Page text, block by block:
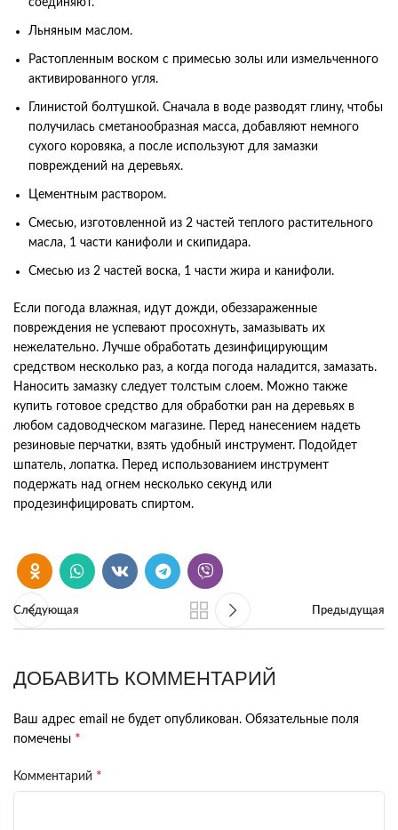
Льняным маслом.
Растопленным воском с примесью золы или измельченного
активированного угля.
Глинистой болтушкой. Сначала в воде разводят глину, чтобы
получилась сметанообразная масса, добавляют немного
сухого коровяка, а после используют для замазки
повреждений на деревьях.
Цементным раствором.
Смесью, изготовленной из 2 частей теплого растительного
масла, 1 части канифоли и скипидара.
Смесью из 2 частей воска, 1 части жира и канифоли.
Если погода влажная, идут дожди, обеззараженные
повреждения не успевают просохнуть, замазывать их
нежелательно. Лучше обработать дезинфицирующим
средством несколько раз, а когда погода наладится, замазать.
Наносить замазку следует толстым слоем. Можно также
купить готовое средство для обработки ран на деревьях в
любом садоводческом магазине. Перед нанесением надеть
резиновые перчатки, взять удобный инструмент. Подойдет
шпатель, лопатка. Перед использованием инструмент
подержать над огнем несколько секунд или
продезинфицировать спиртом.
Следующая Предыдущая
ДОБАВИТЬ КОММЕНТАРИЙ
Ваш адрес email не будет опубликован. Обязательные поля
помечены *
Комментарий *